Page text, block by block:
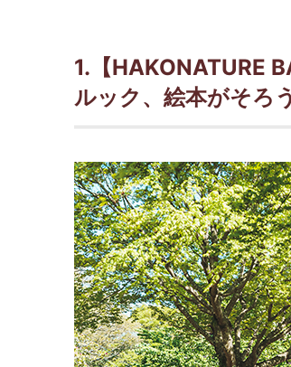
1.【HAKONATURE
ルック、絵本がそろ